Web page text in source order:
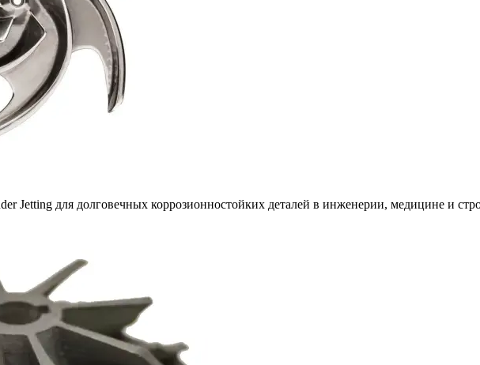
для долговечных коррозионностойких деталей в инженерии, медицине и